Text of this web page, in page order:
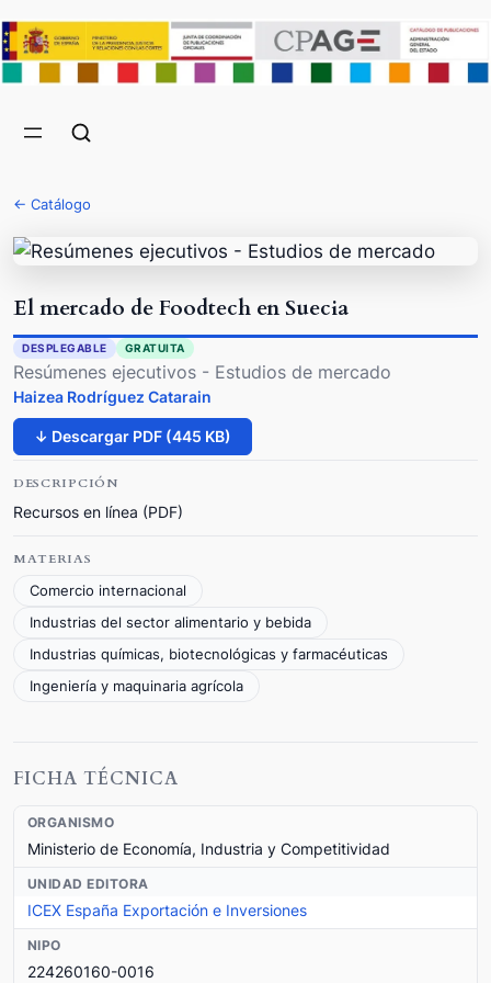
← Catálogo
El mercado de Foodtech en Suecia
DESPLEGABLE GRATUITA
Resúmenes ejecutivos - Estudios de mercado
Haizea Rodríguez Catarain
↓ Descargar PDF (445 KB)
DESCRIPCIÓN
Recursos en línea (PDF)
MATERIAS
Comercio internacional
Industrias del sector alimentario y bebida
Industrias químicas, biotecnológicas y farmacéuticas
Ingeniería y maquinaria agrícola
FICHA TÉCNICA
ORGANISMO
Ministerio de Economía, Industria y Competitividad
UNIDAD EDITORA
ICEX España Exportación e Inversiones
NIPO
224260160-0016